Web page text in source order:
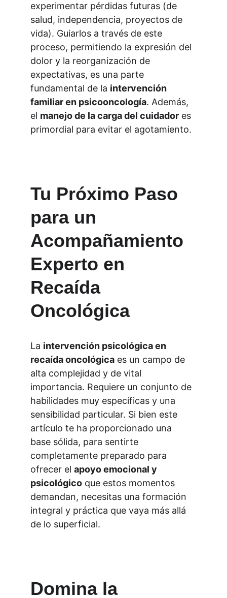
experimentar pérdidas futuras (de
salud, independencia, proyectos de
vida). Guiarlos a través de este
proceso, permitiendo la expresión del
dolor y la reorganización de
expectativas, es una parte
fundamental de la intervención
familiar en psicooncología. Además,
el manejo de la carga del cuidador es
primordial para evitar el agotamiento.
Tu Próximo Paso
para un
Acompañamiento
Experto en
Recaída
Oncológica
La intervención psicológica en
recaída oncológica es un campo de
alta complejidad y de vital
importancia. Requiere un conjunto de
habilidades muy específicas y una
sensibilidad particular. Si bien este
artículo te ha proporcionado una
base sólida, para sentirte
completamente preparado para
ofrecer el apoyo emocional y
psicológico que estos momentos
demandan, necesitas una formación
integral y práctica que vaya más allá
de lo superficial.
Domina la